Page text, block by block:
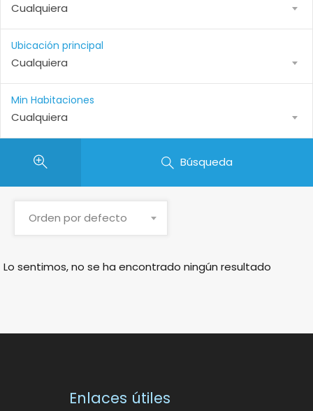
Cualquiera
Ubicación principal
Cualquiera
Min Habitaciones
Cualquiera
Búsqueda
Orden por defecto
Lo sentimos, no se ha encontrado ningún resultado
Enlaces útiles